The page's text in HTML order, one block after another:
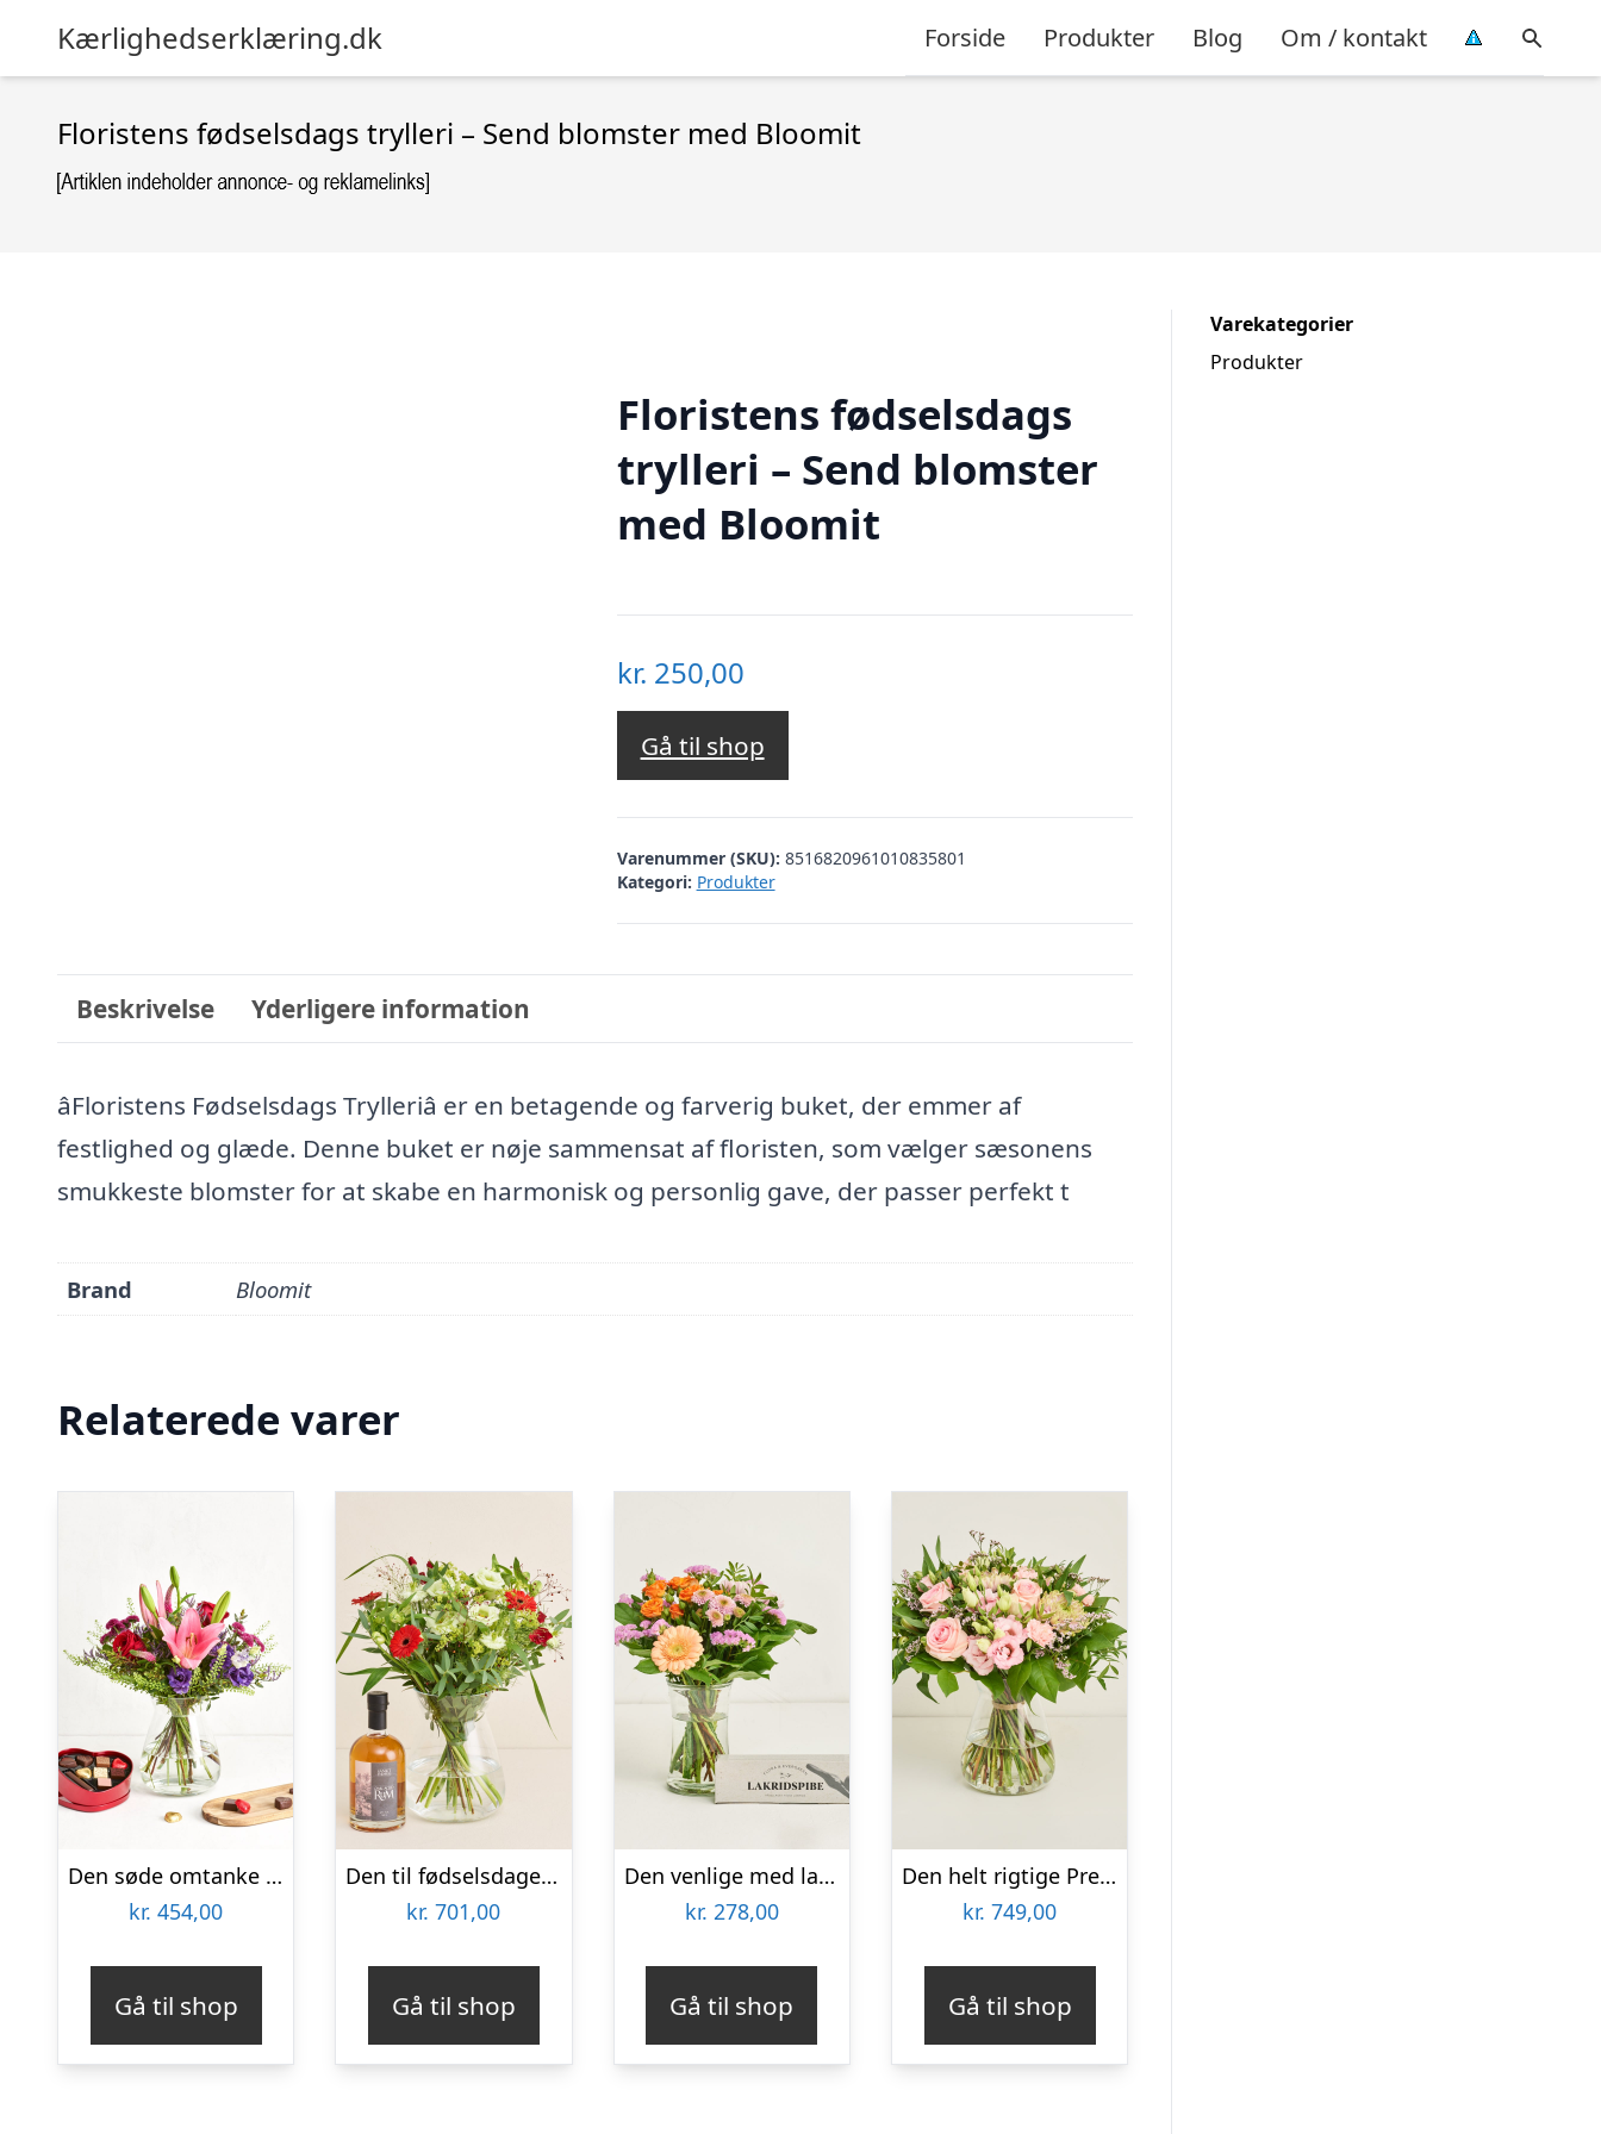
Kærlighedserklæring.dk Forside Produkter Blog Om / kontakt
Floristens fødselsdags trylleri – Send blomster med Bloomit
Floristens fødselsdags
trylleri – Send blomster
med Bloomit
kr. 250,00
Gå til shop
Varenummer (SKU): 8516820961010835801
Kategori: Produkter
Beskrivelse Yderligere information
âFloristens Fødselsdags Trylleriâ er en betagende og farverig buket, der emmer af
festlighed og glæde. Denne buket er nøje sammensat af floristen, som vælger sæsonens
smukkeste blomster for at skabe en harmonisk og personlig gave, der passer perfekt t
Brand Bloomit
Relaterede varer
Den søde omtanke med hjerte med chokolade
kr. 454,00
Gå til shop
Den til fødselsdagen med Sankt Thomas, Carribean Rum
kr. 701,00
Gå til shop
Den venlige med lakridspibe
kr. 278,00
Gå til shop
Den helt rigtige Premium
kr. 749,00
Gå til shop
Varekategorier
Produkter